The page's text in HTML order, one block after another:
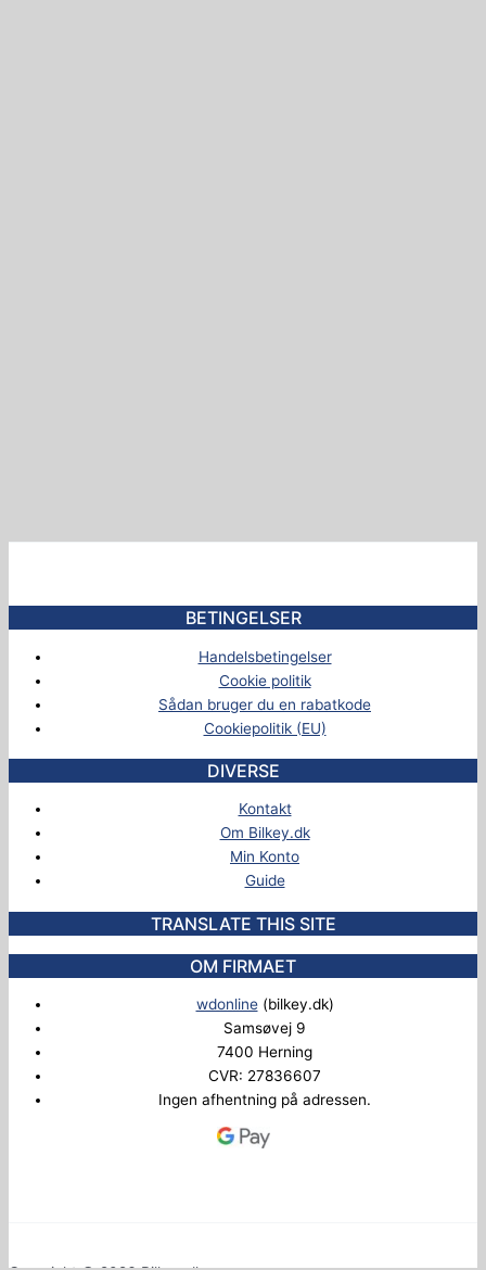
BETINGELSER
Handelsbetingelser
Cookie politik
Sådan bruger du en rabatkode
Cookiepolitik (EU)
DIVERSE
Kontakt
Om Bilkey.dk
Min Konto
Guide
TRANSLATE THIS SITE
OM FIRMAET
wdonline(bilkey.dk)
Samsøvej 9
7400 Herning
CVR: 27836607
Ingen afhentning på adressen.